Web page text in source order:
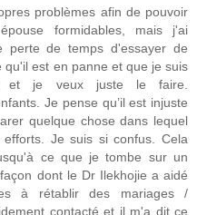
problèmes afin de pouvoir
formidables, mais j'ai
perte de temps d'essayer de
est en panne et que je suis
et je veux juste le faire.
Je pense qu’il est injuste
quelque chose dans lequel
Je suis si confus. Cela
ce que je tombe sur un
dont le Dr Ilekhojie a aidé
à rétablir des mariages /
contacté et il m'a dit ce